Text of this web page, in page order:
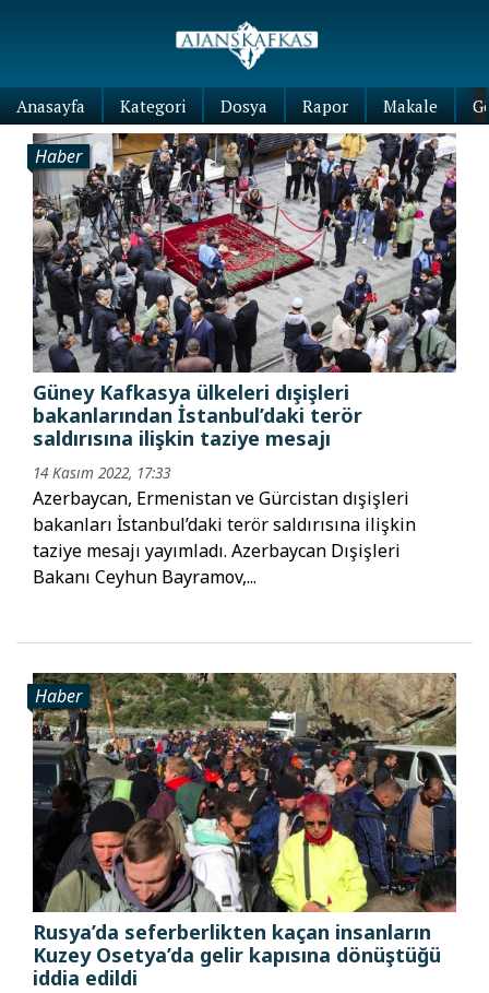
Anasayfa Kategori Dosya Rapor Makale
Haber
Güney Kafkasya ülkeleri dışişleri
bakanlarından İstanbul’daki terör
saldırısına ilişkin taziye mesajı
14 Kasım 2022, 17:33
Azerbaycan, Ermenistan ve Gürcistan dışişleri
bakanları İstanbul’daki terör saldırısına ilişkin
taziye mesajı yayımladı. Azerbaycan Dışişleri
Bakanı Ceyhun Bayramov,...
Haber
Rusya’da seferberlikten kaçan insanların
Kuzey Osetya’da gelir kapısına dönüştüğü
iddia edildi